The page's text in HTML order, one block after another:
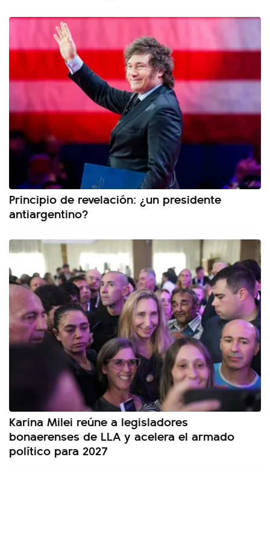
Principio de revelación: ¿un presidente
antiargentino?
Karina Milei reúne a legisladores
bonaerenses de LLA y acelera el armado
político para 2027